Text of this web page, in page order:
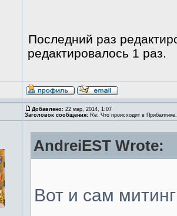
Последний раз
редактировалось 1 раз.
Добавлено: 22 мар, 2014, 1:07
Заголовок сообщения: Re: Что происходит в Прибалтике.
AndreiEST Wrote:
Вот и сам